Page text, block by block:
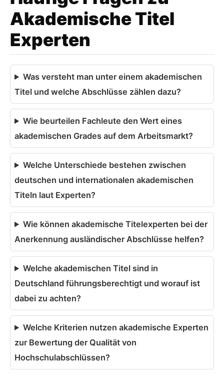
Akademische Titel
Experten
Was versteht man unter einem akademischen
Titel und welche Abschlüsse zählen dazu?
Wie beurteilen Fachleute den Wert eines
akademischen Grades auf dem Arbeitsmarkt?
Welche Unterschiede bestehen zwischen
deutschen und internationalen akademischen
Titeln laut Experten?
Wie können akademische Titelexperten bei der
Anerkennung ausländischer Abschlüsse helfen?
Welche akademischen Titel sind in
Deutschland führungsberechtigt und worauf ist
dabei zu achten?
Welche Kriterien nutzen akademische Experten
zur Bewertung der Qualität von
Hochschulabschlüssen?